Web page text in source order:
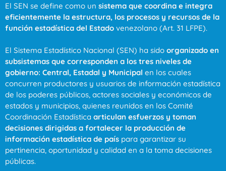
El SEN se define como un sistema que coordina e integra
eficientemente la estructura, los procesos y recursos de la
función estadística del Estado venezolano (Art. 31 LFPE).
El Sistema Estadístico Nacional (SEN) ha sido organizado en
subsistemas que corresponden a los tres niveles de
gobierno: Central, Estadal y Municipal en los cuales
concurren productores y usuarios de información estadística
de los poderes públicos, actores sociales y económicos de
estados y municipios, quienes reunidos en los Comité
Coordinación Estadística articulan esfuerzos y toman
decisiones dirigidas a fortalecer la producción de
información estadística de país para garantizar su
pertinencia, oportunidad y calidad en a la toma decisiones
públicas.